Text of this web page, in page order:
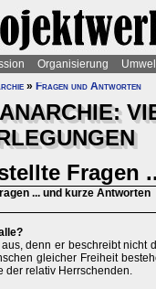
Organisierung
» Fragen und Antworten
Fragen
... und kurze Antworten
denn er beschreibt nicht
gleicher Freiheit
der relativ Herrschenden.